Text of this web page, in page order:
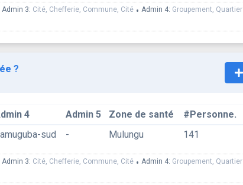
Admin 3: Cité, Chefferie, Commune, Cité • Admin 4: Groupement, Quartier
?
4 Admin 5 Zone de santé #Personne.
sud - Mulungu 141
Admin 3: Cité, Chefferie, Commune, Cité • Admin 4: Groupement, Quartier